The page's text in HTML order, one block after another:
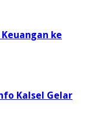
ke
Kalsel Gelar